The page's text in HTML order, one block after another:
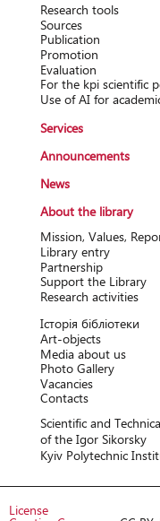
Research tools
Sources
Publication
Promotion
Evaluation
For the kpi scientific
Use of AI for
Services
Announcements
News
About the library
Mission, Values,
Library entry
Partnership
Support the Library
Research activitіes
Історія бібліотеки
Art-objects
Media about us
Photo Gallery
Vacancies
Contacts
Scientific and
of the Igor Sikorsky
Kyiv Polytechnic
License